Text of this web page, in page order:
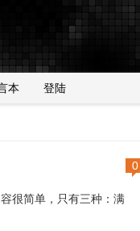
本 登陆
0
很简单，只有三种：满